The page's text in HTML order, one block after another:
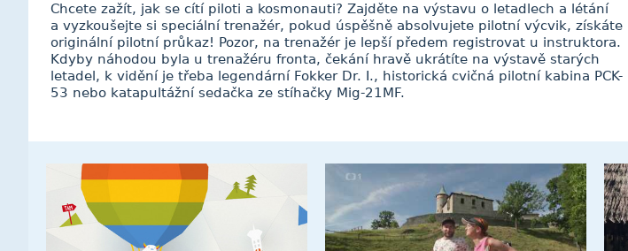
Chcete zažít, jak se cítí piloti a kosmonauti? Zajděte na výstavu o letadlech a létání
a vyzkoušejte si speciální trenažér, pokud úspěšně absolvujete pilotní výcvik, získáte
originální pilotní průkaz! Pozor, na trenažér je lepší předem registrovat u instruktora.
Kdyby náhodou byla u trenažéru fronta, čekání hravě ukrátíte na výstavě starých
letadel, k vidění je třeba legendární Fokker Dr. I., historická cvičná pilotní kabina PCK-
53 nebo katapultážní sedačka ze stíhačky Mig-21MF.